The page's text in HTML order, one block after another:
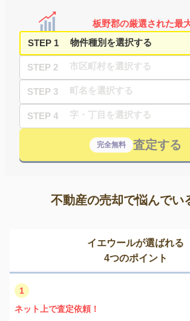
板野郡の厳選された最
STEP 1
STEP 2
STEP 3
STEP 4
完全無料 査定する
不動産の売却で悩んでい
イエウールが選ばれる
4つのポイント
1
ネット上で査定依頼！